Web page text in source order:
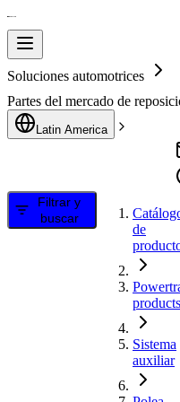
Soluciones automotrices
Partes del mercado de
Latin America
Filtrar y
buscar
de
products
Sistema
auxiliar